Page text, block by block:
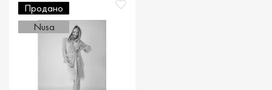
Продано
Nusa